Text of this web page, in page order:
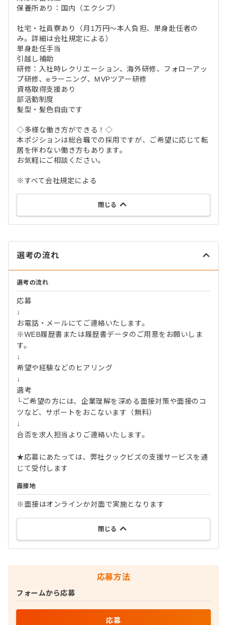
保養所あり：国内（エクシブ）
社宅・社員寮あり（月1万円～本人負担、単身赴任者の
み。詳細は会社規定による）
単身赴任手当
引越し補助
研修：入社時レクリエーション、海外研修、フォローアッ
プ研修、eラーニング、MVPツアー研修
資格取得支援あり
部活動制度
髪型・髪色自由です
◇多様な働き方ができる！◇
本ポジションは総合職での採用ですが、ご希望に応じて転
居を伴わない働き方もあります。
お気軽にご相談ください。
※すべて会社規定による
閉じる
選考の流れ
選考の流れ
応募
↓
お電話・メールにてご連絡いたします。
※WEB履歴書または履歴書データのご用意をお願いしま
す。
↓
希望や経験などのヒアリング
↓
選考
└ご希望の方には、企業理解を深める面接対策や面接のコ
ツなど、サポートをおこないます（無料）
↓
合否を求人担当よりご連絡いたします。
★応募にあたっては、弊社クックビズの支援サービスを通
じて受付します
面接地
※面接はオンラインか対面で実施となります
閉じる
応募方法
フォームから応募
応募